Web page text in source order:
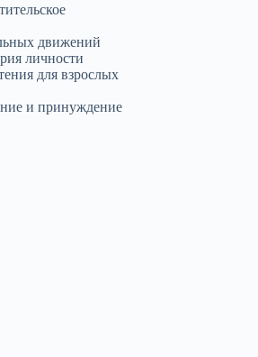
движений
личности
для взрослых
и принуждение